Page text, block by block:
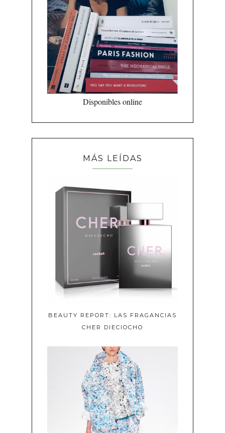
Disponibles online
MÁS LEÍDAS
BEAUTY REPORT: LAS FRAGANCIAS
CHER DIECIOCHO